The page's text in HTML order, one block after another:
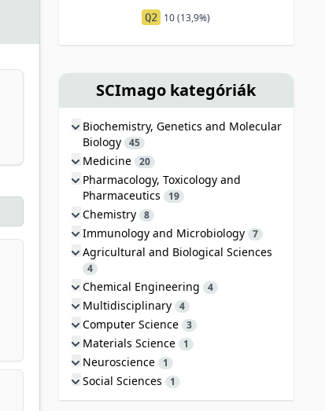
Q2 10 (13,9%)
SCImago kategóriák
Biochemistry, Genetics and Molecular
Biology 45
Medicine 20
Pharmacology, Toxicology and
Pharmaceutics
19
Chemistry 8
Immunology and Microbiology 7
Agricultural and Biological Sciences
4
Chemical Engineering 4
Multidisciplinary 4
Computer Science 3
Materials Science 1
Neuroscience 1
Social Sciences 1